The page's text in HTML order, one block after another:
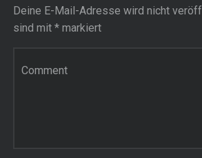
Deine E-Mail-Adresse wird nicht
sind mit* markiert